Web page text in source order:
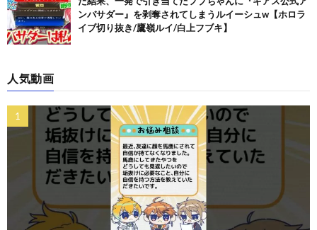
ンバサダー』を剥奪されてしまうルイーシュw【ホロラ
イブ切り抜き/鷹嶺ルイ/白上フブキ】
人気動画